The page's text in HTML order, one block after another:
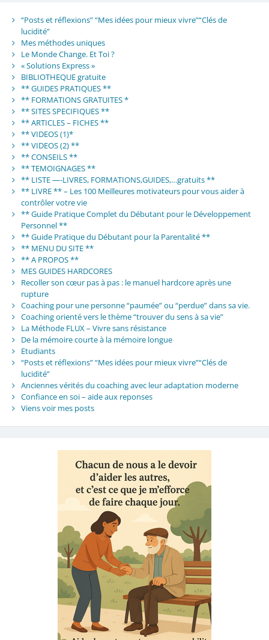
“Posts et réflexions” “Mes idées pour mieux vivre”“Clés de
lucidité”
Mes méthodes uniques
Le Monde Change. Et Toi ?
« Solutions Express »
BIBLIOTHEQUE gratuite
** GUIDES PRATIQUES **
** FORMATIONS GRATUITES *
** SITES SPECIFIQUES **
** ARTICLES – FICHES **
** VIDEOS (1)*
** VIDEOS (2) **
** CONSEILS **
** TEMOIGNAGES **
** LISTE —-LIVRES, FORMATIONS,GUIDES,…gratuits **
** LIVRE ** – Les 100 Meilleures motivateurs pour vous aider à
contrôler votre vie
** Guide Pratique Complet du Débutant pour le Développement
Personnel **
** Guide Pratique du Débutant pour la Parentalité **
** MENU DU SITE **
** A PROPOS **
MES GUIDES HARDCORES
Recoller son cœur pas à pas : le manuel hardcore après une
rupture
Coaching pour une personne “paumée” ou “perdue” dans sa vie.
Coaching orienté vers le thème “trouver du sens à sa vie”
La Méthode FLUX – Vivre sans résistance
De la mémoire courte à la mémoire longue
Etudiants
“Posts et réflexions” “Mes idées pour mieux vivre”“Clés de
lucidité”
Anciennes vérités du coaching avec leur adaptation moderne
Confiance en soi – aide aux reponses
Viens voir mes posts